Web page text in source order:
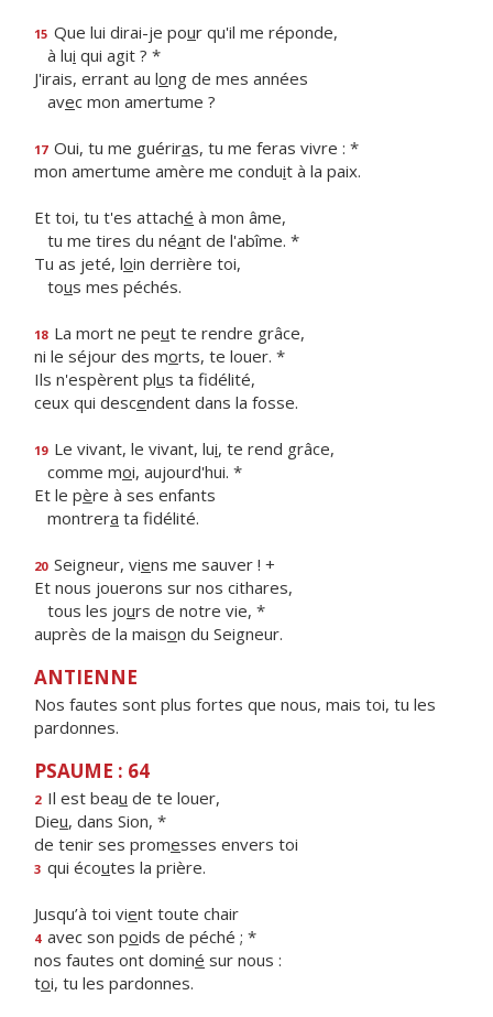
15 Que lui dirai-je pour qu'il me réponde,
à lui qui agit ? *
J'irais, errant au long de mes années
avec mon amertume ?
17 Oui, tu me guériras, tu me feras vivre : *
mon amertume amère me conduit à la paix.
Et toi, tu t'es attaché à mon âme,
tu me tires du néant de l'abîme. *
Tu as jeté, loin derrière toi,
tous mes péchés.
18 La mort ne peut te rendre grâce,
ni le séjour des morts, te louer. *
Ils n'espèrent plus ta fidélité,
ceux qui descendent dans la fosse.
19 Le vivant, le vivant, lui, te rend grâce,
comme moi, aujourd'hui. *
Et le père à ses enfants
montrera ta fidélité.
20 Seigneur, viens me sauver ! +
Et nous jouerons sur nos cithares,
tous les jours de notre vie, *
auprès de la maison du Seigneur.
ANTIENNE
Nos fautes sont plus fortes que nous, mais toi, tu les
pardonnes.
PSAUME : 64
2 Il est beau de te louer,
Dieu, dans Sion, *
de tenir ses promesses envers toi
3 qui écoutes la prière.
Jusqu’à toi vient toute chair
4 avec son poids de péché ; *
nos fautes ont dominé sur nous :
toi, tu les pardonnes.